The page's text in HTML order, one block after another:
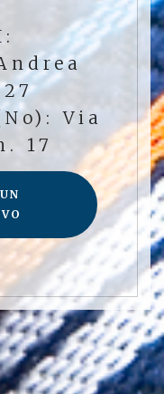
Via
17